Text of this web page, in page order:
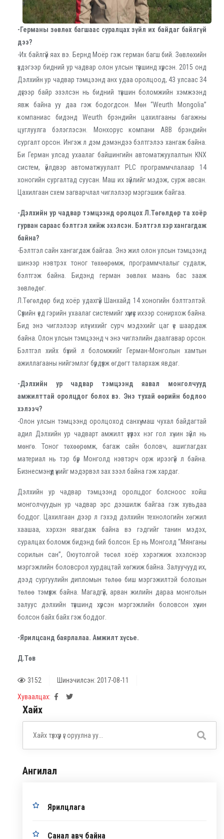
-Германы зөвлөх багшаас суралцах зүйл их байдаг байлгүй
дээ?
-Их байлгүй яах вэ. Бернд Моёр гэж герман багш бий. Зөвлөхийн
үздэгээр бидний ур чадвар олон улсын түвшинд хүрсэн. 2015 онд
Дэлхийн ур чадвар тэмцээнд анх удаа оролцоод, 43 улсаас 34
дүгээр байр эзэлсэн нь бидний түвшин боломжийн хэмжээнд
явж байна уу даа гэж бодогдсон. Мөн “Weurth Mongolia”
компаниас бидэнд Weurth брэндийн цахилгааны багажны
цуглуулга бэлэглэсэн. Монхорус компани ABB брэндийн
сургалт орсон. Ингэж л дэм дэмэндээ бэлтгэлээ хангаж байна.
Би Герман улсад ухаалаг байшингийн автоматжуулалтын KNX
систем, үйлдвэр автоматжуулалт PLC программчлалаар 14
хоногийн сургалтад суусан. Маш их зүйлийг мэдэж, сурж авсан.
Цахилгаан схем загварчлал чиглэлээр мэргэшиж байгаа.
-Дэлхийн ур чадвар тэмцээнд оролцох Л.Төгөлдөр та хоёр
гурван сараас бэлтгэл хийж эхэлсэн. Бэлтгэл хэр хангагдаж
байна?
-Бэлтгэл сайн хангагдаж байгаа. Энэ жил олон улсын тэмцээнд
шинээр нэвтрэх тоног төхөөрөмж, программчлалыг судалж,
бэлтгэж байна. Бидэнд герман зөвлөх маань бас зааж
зөвлөдөг.
Л.Төгөлдөр бид хоёр удахгүй Шанхайд 14 хоногийн бэлтгэлтэй.
Сүүлийн үед гэрийн ухаалаг системийг хүмүүс ихээр сонирхож байна.
Бид энэ чиглэлээр илүү ихийг сурч мэдэхийг цаг үе шаардаж
байна. Олон улсын тэмцээнд ч энэ чиглэлийн даалгавар орсон.
Бэлтгэл хийх бүхий л боломжийг Герман-Монголын хамтын
ажиллагааны нийгэмлэг бүрдүүлж өгдөгт талархаж явдаг.
-Дэлхийн ур чадвар тэмцээнд яавал монголчууд
амжилттай оролцдог болох вэ. Энэ тухай өөрийн бодлоо
хэлээч?
-Олон улсын тэмцээнд оролцоход санхүү маш чухал байдагтай
адил Дэлхийн ур чадварт амжилт үзүүлэх нэг гол хүчин зүйл нь
мөнгө. Тоног төхөөрөмж, багаж сайн боловч, ашиглагдах
материал нь тэр бүр Монголд нэвтэрч орж ирээгүй л байна.
Бизнесмэнүүд үүнийг мэдэрвэл зах зээл байна гэж хардаг.
Дэлхийн ур чадвар тэмцээнд оролцдог болсноос хойш
монголчуудын ур чадвар эрс дээшилж байгаа гэж хувьдаа
боддог. Цахилгаан дээр л гэхэд дэлхийн технологийн хөгжил
хаашаа, хэрхэн явагдаж байна вэ гэдгийг танин мэдэх,
суралцах боломж бидэнд бий болсон. Ер нь Монголд “Мянганы
сорилын сан”, Оюутолгой төсөл хоёр хэрэгжиж эхэлснээр
мэргэжлийн боловсрол хурдацтай хөгжиж байна. Залуучууд их,
дээд сургуулийн дипломын төлөө биш мэргэжилтэй болохын
төлөө тэмүүлж байна. Магадгүй, арван жилийн дараа монголын
залуус дэлхийн түвшинд хүрсэн мэргэжлийн боловсон хүчин
болсон байх байх гэж боддог.
-Ярилцсанд баярлалаа. Амжилт хүсье.
Д.Төв
3152 Шинэчилсэн: 2017-08-11
Хуваалцах:
Хайх
Ангилал
Ярилцлага
Санал авч байна